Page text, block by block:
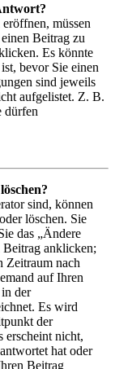
müssen
Beitrag zu
Es könnte
bevor Sie einen
sind jeweils
aufgelistet. Z. B.
dürfen
sind, können
löschen. Sie
das „Ändere
Beitrag anklicken;
Zeitraum nach
auf Ihren
der
Es wird
der
erscheint nicht,
hat oder
Beitrag